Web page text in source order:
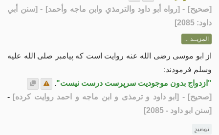
[صحيح] - [رواه أبو داود والترمذي وابن ماجه وأحمد] - [سنن أبي
داود: 2085]
المزيــد ...
از ابو موسی رضی الله عنه روایت است که پیامبر صلی الله علیه
وسلم فرمودند:
"ازدواج بدون موجودیت سرپرست درست نیست".
[صحیح] - [ابو داود و ترمذی و ابن ماجه و احمد روایت کرده] -
[سنن ابو داود - 2085]
توضیح